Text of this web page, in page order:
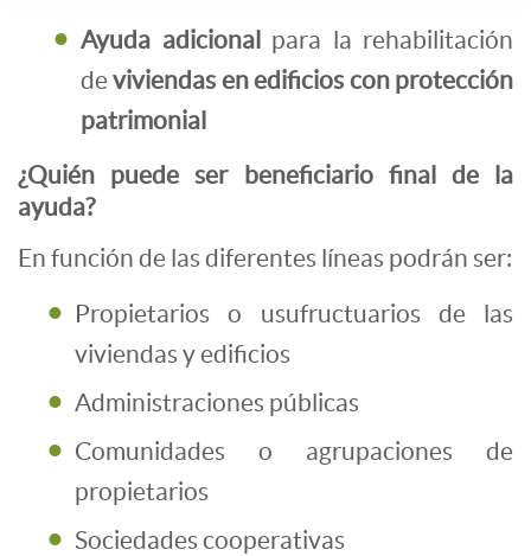
Ayuda adicionalpara la rehabilitación
deviviendas en edificios con protección
patrimonial
¿Quién puede ser beneficiario final de la
ayuda?
En función de las diferentes líneas podrán ser:
Propietarios o usufructuarios de las
viviendas y edificios
Administraciones públicas
Comunidades o agrupaciones de
propietarios
Sociedades cooperativas